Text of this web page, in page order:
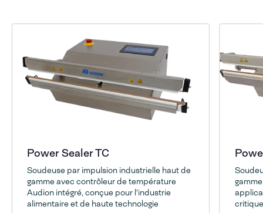
Power Sealer TC
Soudeuse par impulsion industrielle haut de
gamme avec contrôleur de température
Audion intégré, conçue pour l'industrie
alimentaire et de haute technologie